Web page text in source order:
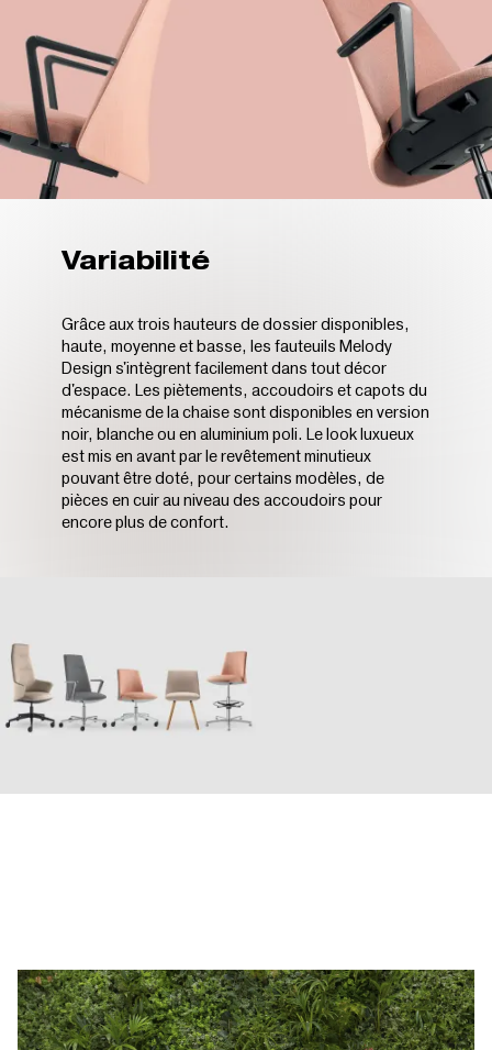
Variabilité
​​Grâce aux trois hauteurs de dossier disponibles,
haute, moyenne et basse, les fauteuils Melody
Design s'intègrent facilement dans tout décor
d'espace. Les piètements, accoudoirs et capots du
mécanisme de la chaise sont disponibles en version
noir, blanche ou en aluminium poli. Le look luxueux
est mis en avant par le revêtement minutieux
pouvant être doté, pour certains modèles, de
pièces en cuir au niveau des accoudoirs pour
encore plus de confort.